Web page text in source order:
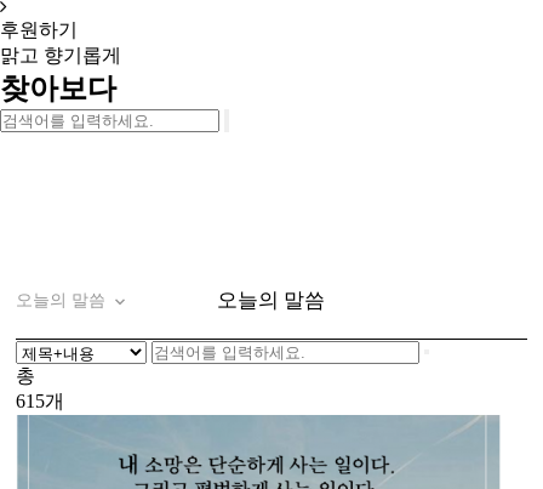
후원하기
맑고 향기롭게
찾아보다
오늘의 말씀 오늘의 말씀
총
615개